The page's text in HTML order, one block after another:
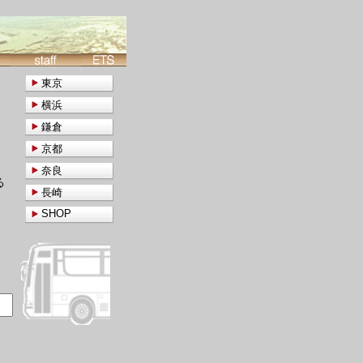
東京
横浜
鎌倉
京都
奈良
長崎
SHOP